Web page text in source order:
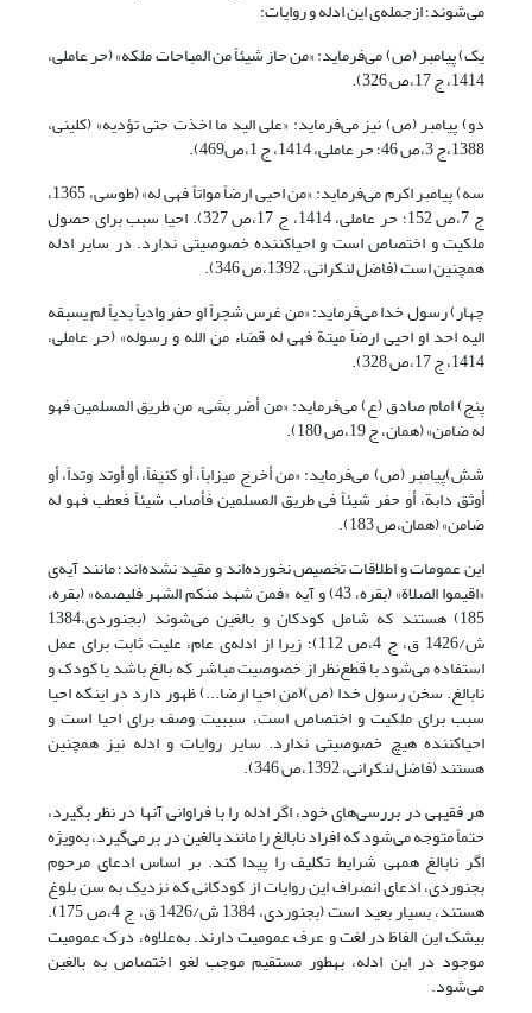
می‌شوند؛ ازجمله‌ی این ادله و روایات:
یک) پیامبر (ص) می‌فرماید: «من حاز شیئاً من المباحات ملکه» (حر عاملی،
1414، ج 17،ص 326).
دو) پیامبر (ص) نیز می‌فرماید: «علی الید ما اخذت حتی تؤدیه» (کلینی،
1388،ج 3،ص 46؛ حر عاملی، 1414، ج 1،ص469).
سه) پیامبر اکرم می‌فرماید: «من احیی ارضاً مواتاً فهی له» (طوسی، 1365،
ج 7،ص 152؛ حر عاملی، 1414، ج 17،ص 327). احیا سبب برای حصول
ملکیت و اختصاص است و احیاکننده خصوصیتی ندارد. در سایر ادله
همچنین است (فاضل لنکرانی، 1392،ص 346).
چهار) رسول خدا می‌فرماید: «من غرس شجراً او حفر وادیاً بدیاً لم یسبقه
الیه احد او احیی ارضاً میتة فهی له قضاء من الله و رسوله» (حر عاملی،
1414، ج 17،ص 328).
پنج) امام صادق (ع) می‌فرماید: «من أضر بشیء من طریق المسلمین فهو
له ضامن» (همان، ج 19،ص 180).
شش)پیامبر (ص) می‌فرماید: «من أخرج میزاباً، أو کنیفاً، أو أوتد وتداً، أو
أوثق دابة، أو حفر شیئاً فی طریق المسلمین فأصاب شیئاً فعطب فهو له
ضامن» (همان،ص 183).
این عمومات و اطلاقات تخصیص نخورده‌اند و مقید نشده‌اند؛ مانند آیه‌ی
«اقیموا الصلاة» (بقره، 43) و آیه «فمن شهد منکم الشهر فلیصمه» (بقره،
185) هستند که شامل کودکان و بالغین می‌شوند (بجنوردی،1384
ش/1426 ق، ج 4،ص 112)؛ زیرا از ادله‌ی عام، علیت ثابت برای عمل
استفاده می‌شود با قطع‌نظر از خصوصیت مباشر که بالغ باشد یا کودک و
نابالغ. سخن رسول خدا (ص)(من احیا ارضا...) ظهور دارد در اینکه احیا
سبب برای ملکیت و اختصاص است، سببیت وصف برای احیا است و
احیاکننده هیچ خصوصیتی ندارد. سایر روایات و ادله نیز همچنین
هستند (فاضل لنکرانی، 1392،ص 346).
هر فقیهی در بررسی‌های خود، اگر ادله را با فراوانی آنها در نظر بگیرد،
حتماً متوجه می‌شود که افراد نابالغ را مانند بالغین در بر می‌گیرد، به‌ویژه
اگر نابالغ همه­ی شرایط تکلیف را پیدا کند. بر اساس ادعای مرحوم
بجنوردی، ادعای انصراف این روایات از کودکانی که نزدیک به سن بلوغ
هستند، بسیار بعید است (بجنوردی، 1384 ش/1426 ق، ج 4،ص 175).
بی­شک این الفاظ در لغت و عرف عمومیت دارند. به‌علاوه، درک عمومیت
موجود در این ادله، به­طور مستقیم موجب لغو اختصاص به بالغین
می‌شود.